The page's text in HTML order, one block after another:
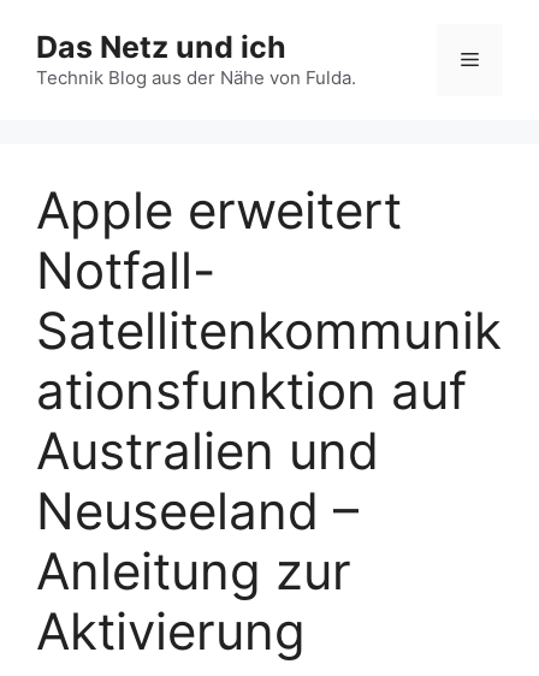
Inhalt
springen
Das Netz und ich
Technik Blog aus der Nähe von Fulda.
Menü
Apple erweitert
Notfall-
Satellitenkommunik
ationsfunktion auf
Australien und
Neuseeland –
Anleitung zur
Aktivierung